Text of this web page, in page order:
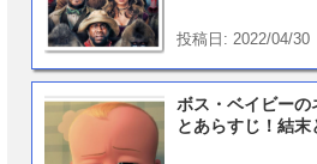
投稿日: 2022/04/30
ボス・ベイビーの
とあらすじ！結末